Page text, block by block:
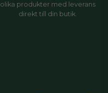
olika produkter med leverans
direkt till din butik.